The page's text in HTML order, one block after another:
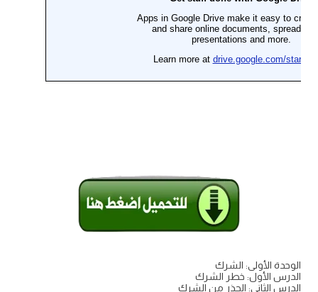
الوحدة الأولى: الشرك
الدرس الأول: خطر الشرك
الدرس الثاني: الحذر من الشرك